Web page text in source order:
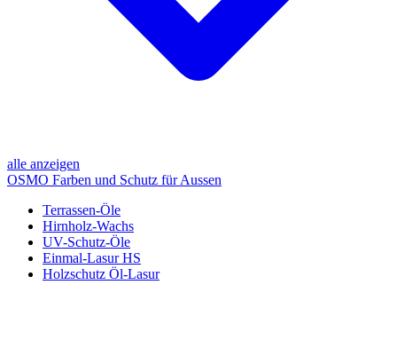
alle anzeigen
OSMO Farben und Schutz für Aussen
Terrassen-Öle
Hirnholz-Wachs
UV-Schutz-Öle
Einmal-Lasur HS
Holzschutz Öl-Lasur